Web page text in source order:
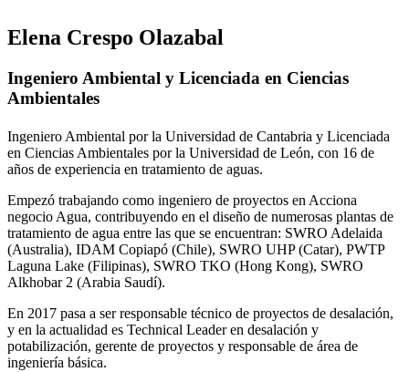
Elena Crespo Olazabal
Ingeniero Ambiental y Licenciada en Ciencias
Ambientales
Ingeniero Ambiental por la Universidad de Cantabria y Licenciada
en Ciencias Ambientales por la Universidad de León, con 16 de
años de experiencia en tratamiento de aguas.
Empezó trabajando como ingeniero de proyectos en Acciona
negocio Agua, contribuyendo en el diseño de numerosas plantas de
tratamiento de agua entre las que se encuentran: SWRO Adelaida
(Australia), IDAM Copiapó (Chile), SWRO UHP (Catar), PWTP
Laguna Lake (Filipinas), SWRO TKO (Hong Kong), SWRO
Alkhobar 2 (Arabia Saudí).
En 2017 pasa a ser responsable técnico de proyectos de desalación,
y en la actualidad es Technical Leader en desalación y
potabilización, gerente de proyectos y responsable de área de
ingeniería básica.